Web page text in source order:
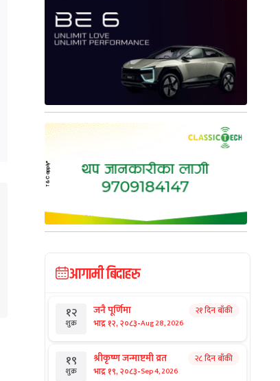
आगामी बिदाहरु
१२
शुक्र
जनै पूर्णिमा
भाद्र १२, २०८३-Aug 28, 2026
२१ दिन बाँकी
१९
शुक्र
श्रीकृष्ण जन्माष्टमी व्रत
भाद्र १९, २०८३-Sep 4, 2026
२८ दिन बाँकी